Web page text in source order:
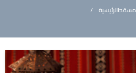
الرئيسيةمسقط